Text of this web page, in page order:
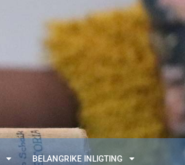
BELANGRIKE INLIGTING